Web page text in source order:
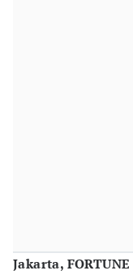
Jakarta, FORTUNE